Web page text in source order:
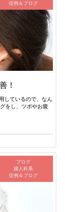
症例＆ブログ
！
しているので、なん
をし、ツボやお腹
ブログ
婦人科系
症例＆ブログ